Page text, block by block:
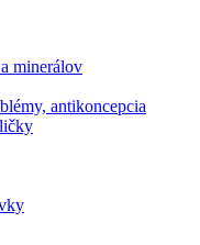
minerálov
antikoncepcia